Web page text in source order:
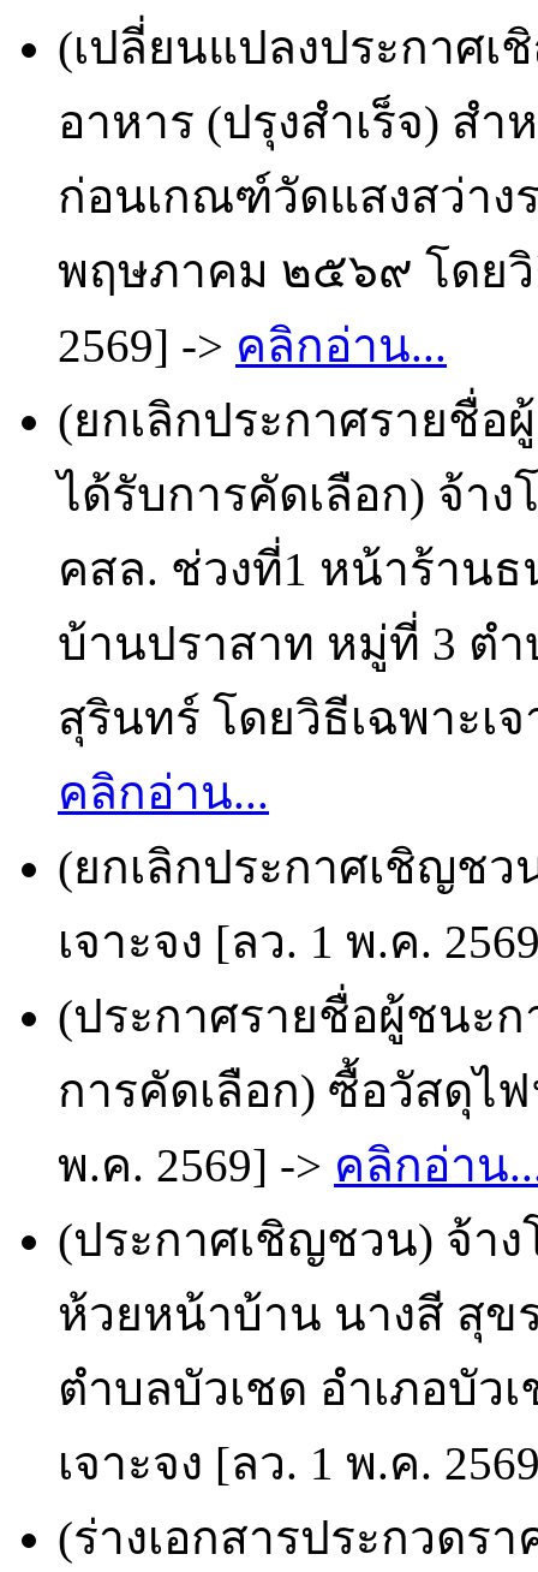
(เปลี่ยนแปลงประกาศเ
อาหาร (ปรุงสำเร็จ) ส
ก่อนเกณฑ์วัดแสงสว่าง
พฤษภาคม ๒๕๖๙ โดยวิ
2569] -> คลิกอ่าน...
(ยกเลิกประกาศรายชื่อ
ได้รับการคัดเลือก) จ้าง
คสล. ช่วงที่1 หน้าร้าน
บ้านปราสาท หมู่ที่ 3 ตำ
สุรินทร์ โดยวิธีเฉพาะเจ
คลิกอ่าน...
(ยกเลิกประกาศเชิญช
เจาะจง [ลว. 1 พ.ค.
(ประกาศรายชื่อผู้ชนะก
การคัดเลือก) ซื้อวัสดุไ
พ.ค. 2569] -> คลิกอ่าน
(ประกาศเชิญชวน) จ้าง
ห้วยหน้าบ้าน นางสี สุข
ตำบลบัวเชด อำเภอบัว
เจาะจง [ลว. 1 พ.ค.
(ร่างเอกสารประกวดรา